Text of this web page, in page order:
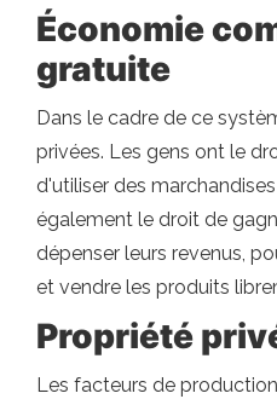
Économie
gratuite
Dans le cadre de ce
privées. Les gens ont le
d'utiliser des
également le droit de
dépenser leurs revenus,
et vendre les produits
Propriété
Les facteurs de